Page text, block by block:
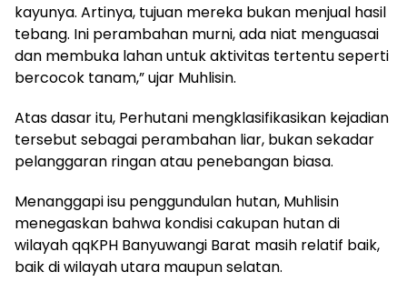
kayunya. Artinya, tujuan mereka bukan menjual hasil
tebang. Ini perambahan murni, ada niat menguasai
dan membuka lahan untuk aktivitas tertentu seperti
bercocok tanam,” ujar Muhlisin.
Atas dasar itu, Perhutani mengklasifikasikan kejadian
tersebut sebagai perambahan liar, bukan sekadar
pelanggaran ringan atau penebangan biasa.
Menanggapi isu penggundulan hutan, Muhlisin
menegaskan bahwa kondisi cakupan hutan di
wilayah qqKPH Banyuwangi Barat masih relatif baik,
baik di wilayah utara maupun selatan.